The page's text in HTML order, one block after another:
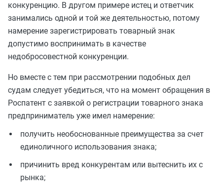
конкуренцию. В другом примере истец и ответчик
занимались одной и той же деятельностью, потому
намерение зарегистрировать товарный знак
допустимо воспринимать в качестве
недобросовестной конкуренции.
Но вместе с тем при рассмотрении подобных дел
судам следует убедиться, что на момент обращения в
Роспатент с заявкой о регистрации товарного знака
предприниматель уже имел намерение:
получить необоснованные преимущества за счет
единоличного использования знака;
причинить вред конкурентам или вытеснить их с
рынка;